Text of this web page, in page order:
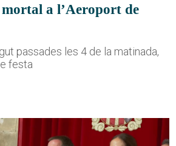
a l’Aeroport de
passades les 4 de la matinada,
festa